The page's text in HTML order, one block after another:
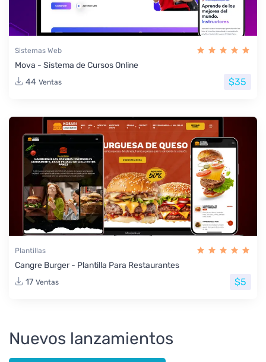
Sistemas Web
Mova - Sistema de Cursos Online
44 Ventas $35
Plantillas
Cangre Burger - Plantilla Para Restaurantes
17 Ventas $5
Nuevos lanzamientos